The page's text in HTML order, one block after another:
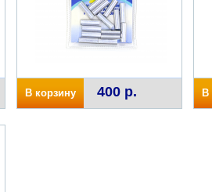
В корзину 400 р. В